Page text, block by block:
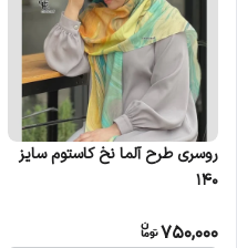
روسری طرح آلما نخ کاستوم سایز
140
750,000